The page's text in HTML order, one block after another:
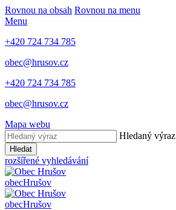
Rovnou na obsah Rovnou na menu
Menu
+420 724 734 785
obec@hrusov.cz
+420 724 734 785
obec@hrusov.cz
Mapa webu
Hledaný výraz
Hledat
rozšířené vyhledávání
obecHrušov
obecHrušov